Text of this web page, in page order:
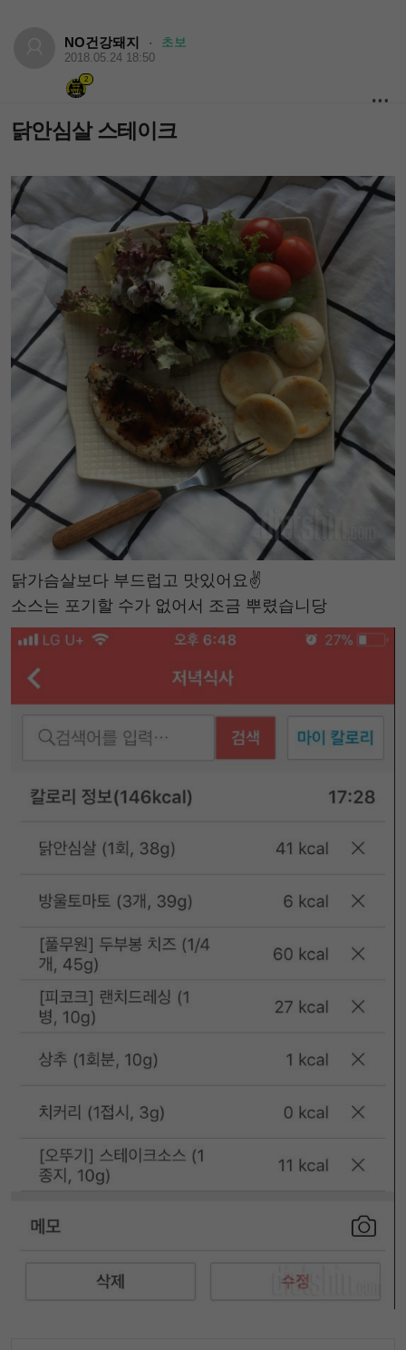
NO건강돼지 · 초보
2018.05.24 18:50
2
닭안심살 스테이크
닭가슴살보다 부드럽고 맛있어요✌️
소스는 포기할 수가 없어서 조금 뿌렸습니당